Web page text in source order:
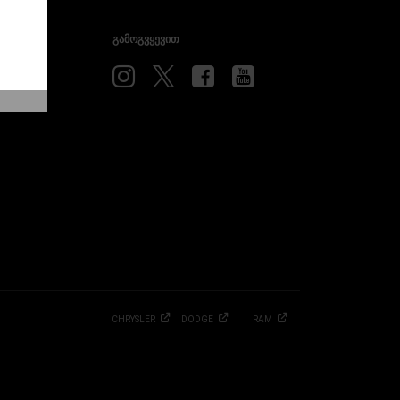
ᲒᲐᲛᲝᲒᲕᲧᲔᲕᲘᲗ
VisitVisitVisitVisit
CHRYSLER DODGE RAM